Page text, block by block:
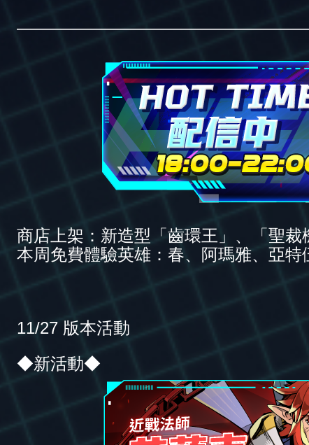
商店上架：新造型「齒環王」、「聖裁
本周免費體驗英雄：春、阿瑪雅、亞特
11/27 版本活動
◆新活動◆